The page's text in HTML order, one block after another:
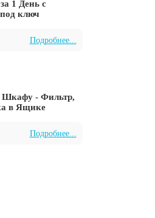
1 День с
ключ
Подробнее...
Шкафу - Фильтр,
в Ящике
Подробнее...